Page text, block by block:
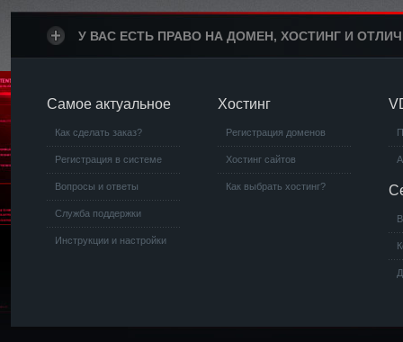
У ВАС ЕСТЬ ПРАВО НА ДОМЕН, ХОСТИНГ И
Самое актуальное
Как сделать заказ?
Регистрация в системе
Вопросы и ответы
Служба поддержки
Инструкции и настройки
Хостинг
Регистрация доменов
Хостинг сайтов
Как выбрать хостинг?